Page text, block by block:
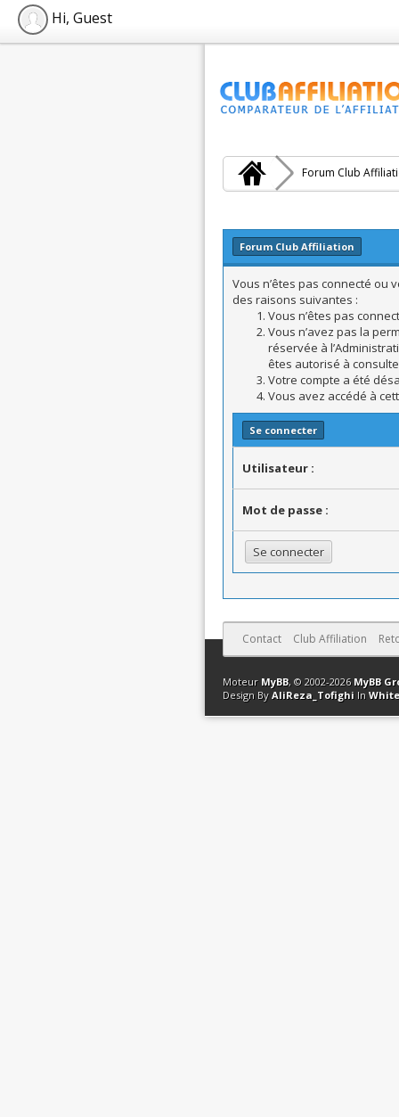
Hi, Guest
Forum Club
Forum Club Affiliation
Vous n’êtes pas connecté ou
des raisons suivantes :
Vous n’êtes pas
Vous n’avez pas la
réservée à
êtes autorisé à
Votre compte a été
Vous avez accédé à
Se connecter
Utilisateur :
Mot de passe :
Contact Club Affiliation
Moteur MyBB, © 2002-2026 MyBB
Design By AliReza_Tofighi In